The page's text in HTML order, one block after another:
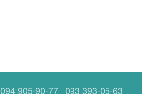
094 905-90-77 093 393-05-63